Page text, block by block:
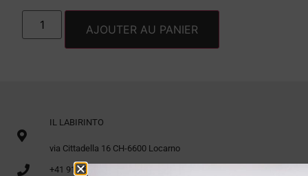
AJOUTER AU PANIER
IL LABIRINTO
via Cittadella 16 CH-6600 Locarno
+41 91 751 12 60